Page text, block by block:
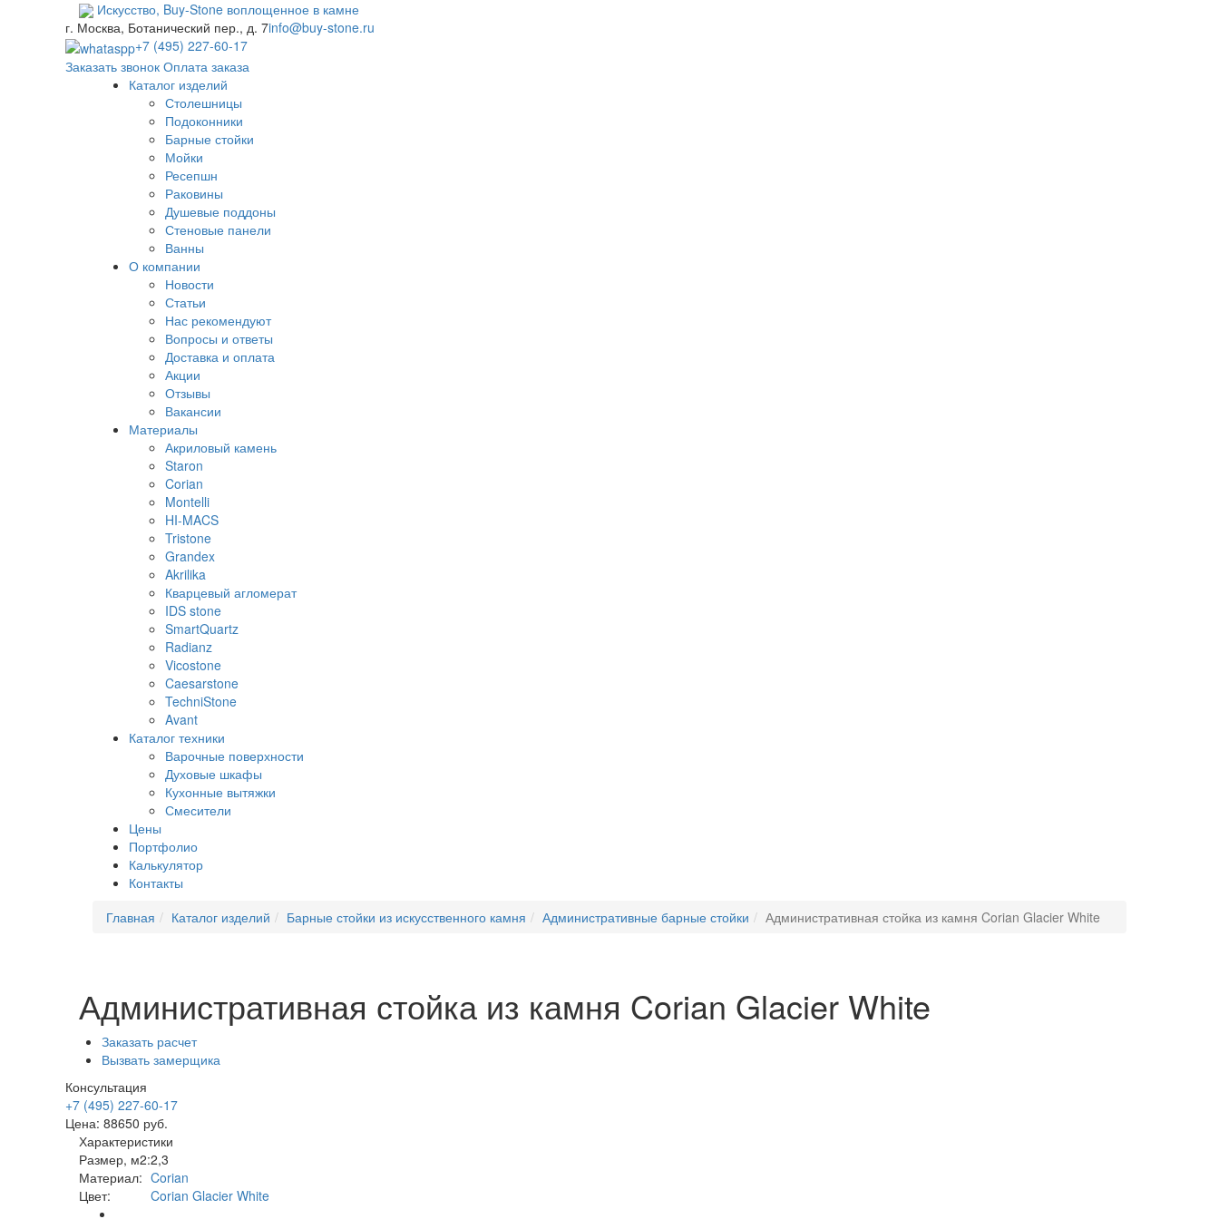
Искусство, Buy-Stone воплощенное в камне
г. Москва, Ботанический пер., д. 7info@buy-stone.ru
+7 (495) 227-60-17
Заказать звонок Оплата заказа
Каталог изделий
Столешницы
Подоконники
Барные стойки
Мойки
Ресепшн
Раковины
Душевые поддоны
Стеновые панели
Ванны
О компании
Новости
Статьи
Нас рекомендуют
Вопросы и ответы
Доставка и оплата
Акции
Отзывы
Вакансии
Материалы
Акриловый камень
Staron
Corian
Montelli
HI-MACS
Tristone
Grandex
Akrilika
Кварцевый агломерат
IDS stone
SmartQuartz
Radianz
Vicostone
Caesarstone
TechniStone
Avant
Каталог техники
Варочные поверхности
Духовые шкафы
Кухонные вытяжки
Смесители
Цены
Портфолио
Калькулятор
Контакты
Главная
Каталог изделий Барные стойки из искусственного камня Административные барные стойки Административная стойка из камня Corian Glacier White
Административная стойка из камня Corian Glacier White
Заказать расчет
Вызвать замерщика
Консультация
+7 (495) 227-60-17
Цена: 88650 руб.
Характеристики
Размер, м2:2,3
Материал: Corian
Цвет:
Corian Glacier White